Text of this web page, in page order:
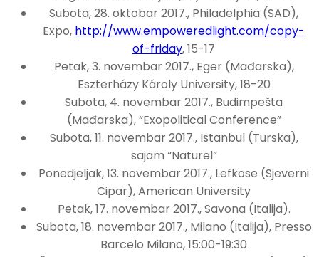
Subota, 28. oktobar 2017., Philadelphia (SAD),
Expo, http://www.empoweredlight.com/copy-
of-friday, 15-17
Petak, 3. novembar 2017., Eger (Mađarska),
Eszterházy Károly University, 18-20
Subota, 4. novembar 2017., Budimpešta
(Mađarska), “Exopolitical Conference”
Subota, 11. novembar 2017., Istanbul (Turska),
sajam “Naturel”
Ponedjeljak, 13. novembar 2017., Lefkose (Sjeverni
Cipar), American University
Petak, 17. novembar 2017., Savona (Italija).
Subota, 18. novembar 2017., Milano (Italija), Presso
Barcelo Milano, 15:00-19:30